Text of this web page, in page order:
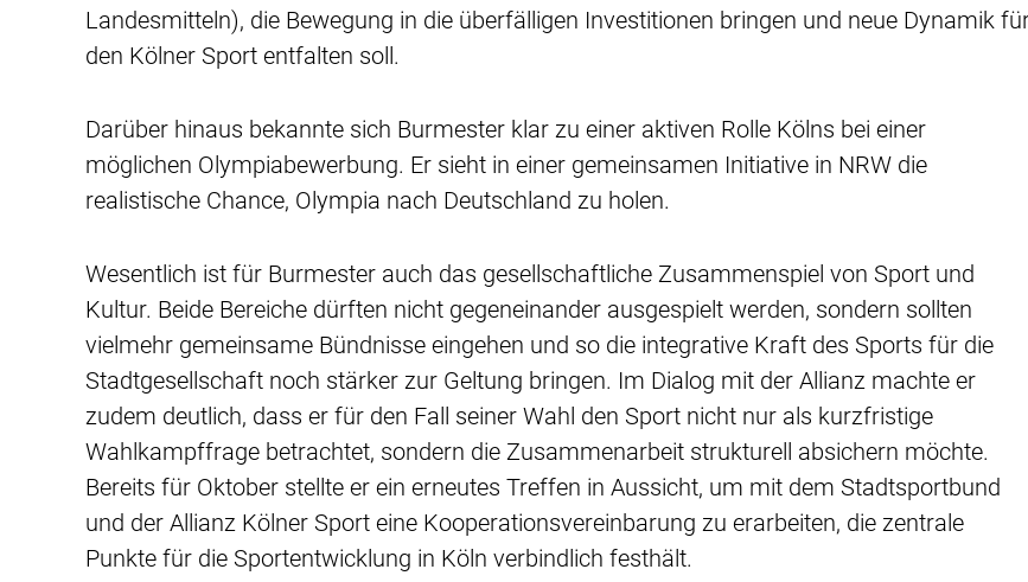
Landesmitteln), die Bewegung in die überfälligen Investitionen bringen und neue Dynamik
den Kölner Sport entfalten soll.
Darüber hinaus bekannte sich Burmester klar zu einer aktiven Rolle Kölns bei einer
möglichen Olympiabewerbung. Er sieht in einer gemeinsamen Initiative in NRW die
realistische Chance, Olympia nach Deutschland zu holen.
Wesentlich ist für Burmester auch das gesellschaftliche Zusammenspiel von Sport und
Kultur. Beide Bereiche dürften nicht gegeneinander ausgespielt werden, sondern sollten
vielmehr gemeinsame Bündnisse eingehen und so die integrative Kraft des Sports für die
Stadtgesellschaft noch stärker zur Geltung bringen. Im Dialog mit der Allianz machte er
zudem deutlich, dass er für den Fall seiner Wahl den Sport nicht nur als kurzfristige
Wahlkampffrage betrachtet, sondern die Zusammenarbeit strukturell absichern möchte.
Bereits für Oktober stellte er ein erneutes Treffen in Aussicht, um mit dem Stadtsportbund
und der Allianz Kölner Sport eine Kooperationsvereinbarung zu erarbeiten, die zentrale
Punkte für die Sportentwicklung in Köln verbindlich festhält.